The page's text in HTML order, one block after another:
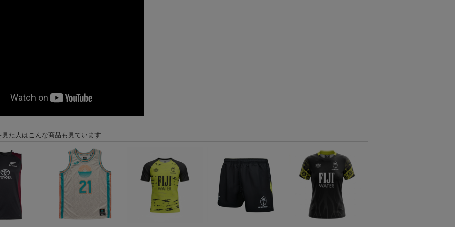
見た人はこんな商品も見ています